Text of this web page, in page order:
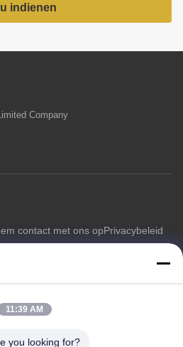
indienen
Company
contact met ons opPrivacybeleid
op
11:39 AM
you looking for?